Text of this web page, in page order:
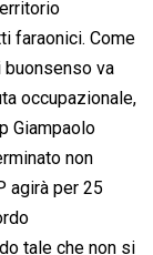
faraonici. Come
va
occupazionale,
Giampaolo
non
agirà per 25
tale che non si